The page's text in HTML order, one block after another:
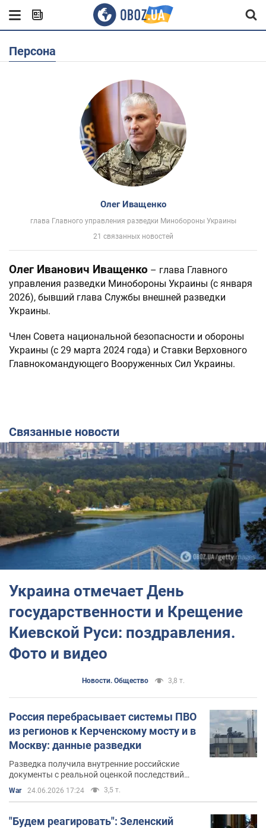
Персона
Олег Иващенко
глава Главного управления разведки Минобороны Украины
21 связанных новостей
Олег Иванович Иващенко – глава Главного
управления разведки Минобороны Украины (с января
2026), бывший глава Службы внешней разведки
Украины.
Член Совета национальной безопасности и обороны
Украины (с 29 марта 2024 года) и Ставки Верховного
Главнокомандующего Вооруженных Сил Украины.
Связанные новости
Украина отмечает День
государственности и Крещение
Киевской Руси: поздравления.
Фото и видео
Новости. Общество 3,8 т.
Россия перебрасывает системы ПВО
из регионов к Керченскому мосту и в
Москву: данные разведки
Разведка получила внутренние российские
документы с реальной оценкой последствий
украинских дальнобойных санкций
War 24.06.2026 17:24 3,5 т.
"Будем реагировать": Зеленский